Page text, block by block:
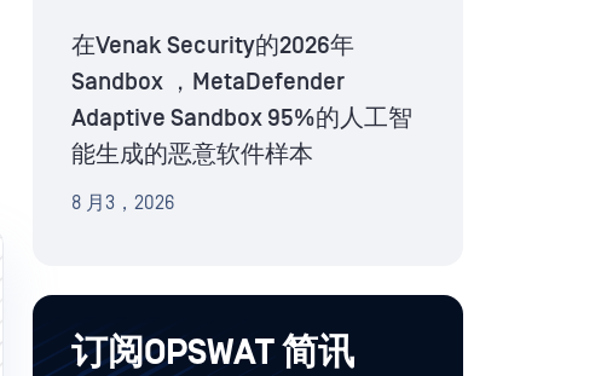
在Venak Security的2026年
Sandbox ，MetaDefender
Adaptive Sandbox 95%的人工智
能生成的恶意软件样本
8 月3，2026
订阅OPSWAT 简讯